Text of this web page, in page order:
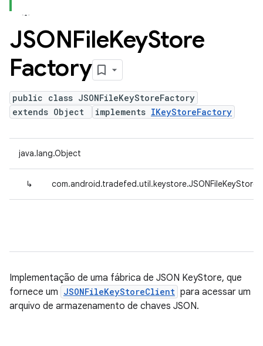
JSONFileKeyStore
Factory
public class JSONFileKeyStoreFactory
extends Object
implements IKeyStoreFactory
java.lang.Object
↳
Implementação de uma fábrica de JSON KeyStore, que
fornece um JSONFileKeyStoreClient para acessar um
arquivo de armazenamento de chaves JSON.